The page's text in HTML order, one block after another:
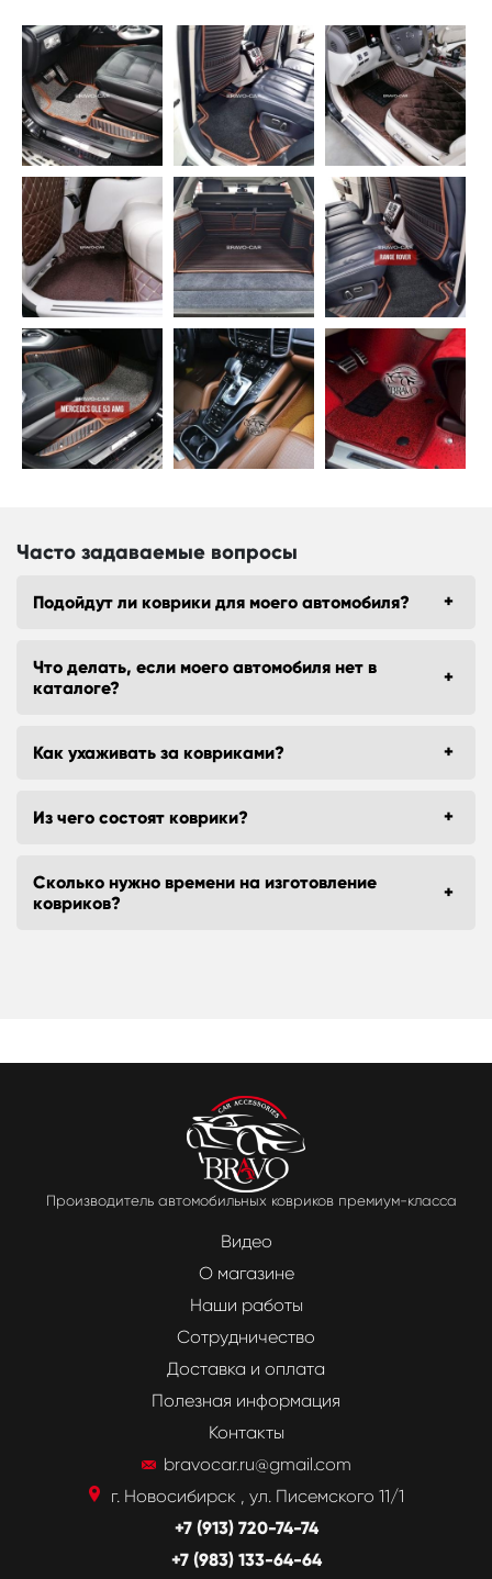
Часто задаваемые вопросы
Подойдут ли коврики для моего автомобиля?
Что делать, если моего автомобиля нет в
каталоге?
Как ухаживать за ковриками?
Из чего состоят коврики?
Сколько нужно времени на изготовление
ковриков?
Производитель автомобильных ковриков премиум-класса
Видео
О магазине
Наши работы
Сотрудничество
Доставка и оплата
Полезная информация
Контакты
bravocar.ru@gmail.com
г. Новосибирск , ул. Писемского 11/1
+7 (913) 720-74-74
+7 (983) 133-64-64